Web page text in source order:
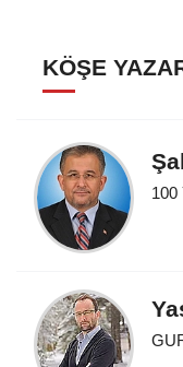
KÖŞE
100